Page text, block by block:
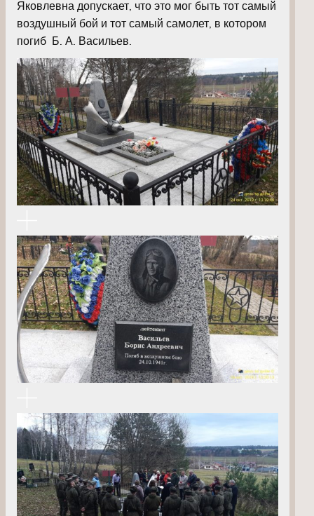
Яковлевна допускает, что это мог быть тот самый
воздушный бой и тот самый самолет, в котором
погиб Б. А. Васильев.